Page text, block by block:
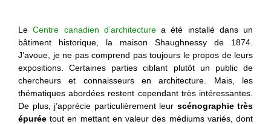
LeCentre canadien d’architecturea été installé dans un
bâtiment historique, la maison Shaughnessy de 1874.
J’avoue, je ne pas comprend pas toujours le propos de leurs
expositions. Certaines parties ciblant plutôt un public de
chercheurs et connaisseurs en architecture. Mais, les
thématiques abordées restent cependant très intéressantes.
De plus, j’apprécie particulièrement leur scénographie très
épurée tout en mettant en valeur des médiums variés, dont